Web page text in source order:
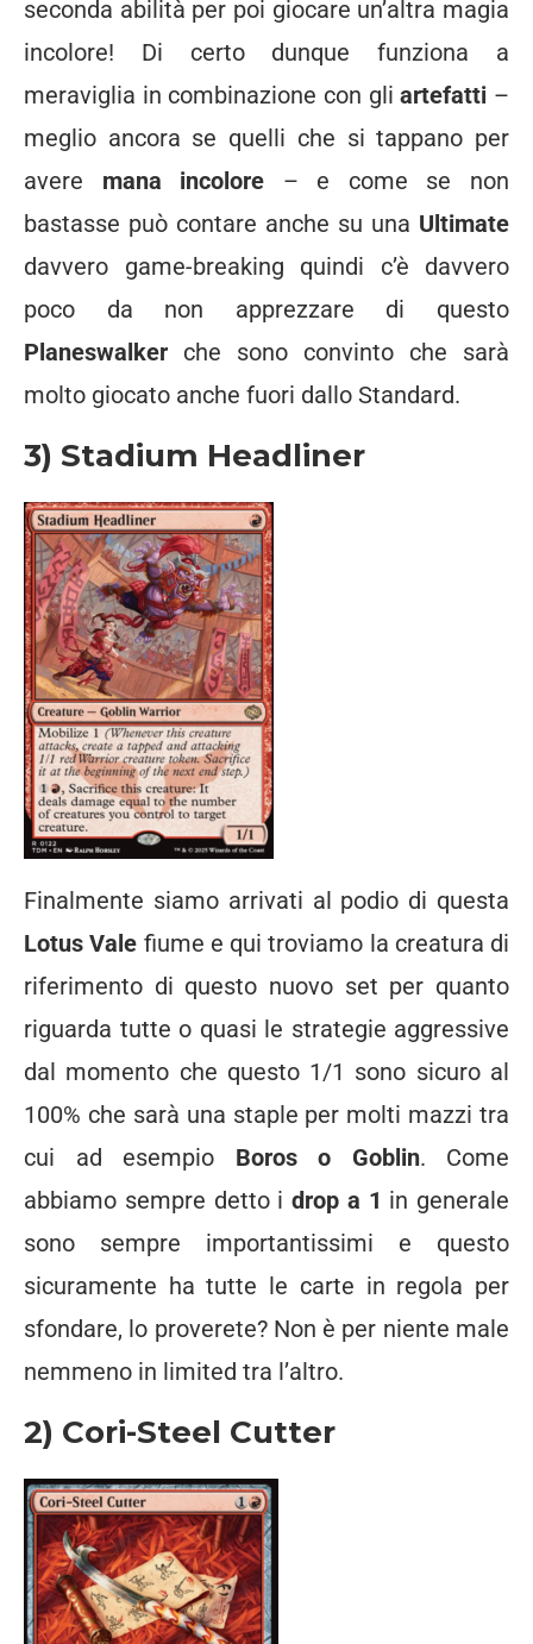
seconda abilità per poi giocare un’altra magia
incolore! Di certo dunque funziona a
meraviglia in combinazione con gliartefatti –
meglio ancora se quelli che si tappano per
avere mana incolore – e come se non
bastasse può contare anche su una Ultimate
davvero game-breaking quindi c’è davvero
poco da non apprezzare di questo
Planeswalker che sono convinto che sarà
molto giocato anche fuori dallo Standard.
3) Stadium Headliner
Finalmente siamo arrivati al podio di questa
Lotus Vale fiume e qui troviamo la creatura di
riferimento di questo nuovo set per quanto
riguarda tutte o quasi le strategie aggressive
dal momento che questo 1/1 sono sicuro al
100% che sarà una staple per molti mazzi tra
cui ad esempio Boros o Goblin. Come
abbiamo sempre detto i drop a 1 in generale
sono sempre importantissimi e questo
sicuramente ha tutte le carte in regola per
sfondare, lo proverete? Non è per niente male
nemmeno in limited tra l’altro.
2) Cori-Steel Cutter